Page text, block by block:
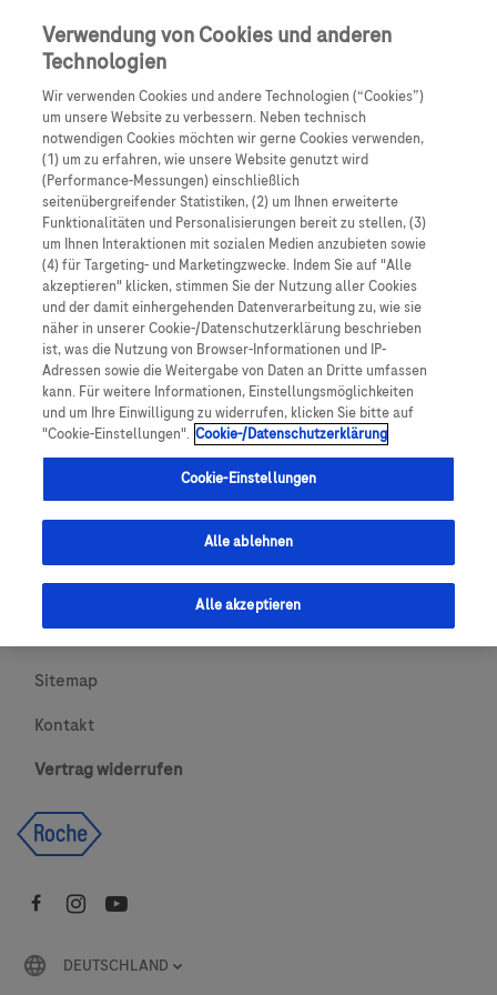
Skip to main content 0
Produkte Artikel
Es tut uns leid, aber es gibt keine Ergebnisse für:
Über Roche
Impressum
Rechtliche Hinweise
Datenschutz
Cookie-Einstellungen
Urheberrecht
Newsletter abonnieren
Sitemap
Kontakt
Vertrag widerrufen
DEUTSCHLAND
Verwendung von Cookies und anderen
Technologien
Wir verwenden Cookies und andere Technologien (“Cookies”)
um unsere Website zu verbessern. Neben technisch
notwendigen Cookies möchten wir gerne Cookies verwenden,
(1) um zu erfahren, wie unsere Website genutzt wird
(Performance-Messungen) einschließlich
seitenübergreifender Statistiken, (2) um Ihnen erweiterte
Funktionalitäten und Personalisierungen bereit zu stellen, (3)
um Ihnen Interaktionen mit sozialen Medien anzubieten sowie
(4) für Targeting- und Marketingzwecke. Indem Sie auf "Alle
akzeptieren" klicken, stimmen Sie der Nutzung aller Cookies
und der damit einhergehenden Datenverarbeitung zu, wie sie
näher in unserer Cookie-/Datenschutzerklärung beschrieben
ist, was die Nutzung von Browser-Informationen und IP-
Adressen sowie die Weitergabe von Daten an Dritte umfassen
kann. Für weitere Informationen, Einstellungsmöglichkeiten
und um Ihre Einwilligung zu widerrufen, klicken Sie bitte auf
"Cookie-Einstellungen". Cookie-/Datenschutzerklärung
Cookie-Einstellungen
Alle ablehnen
Alle akzeptieren